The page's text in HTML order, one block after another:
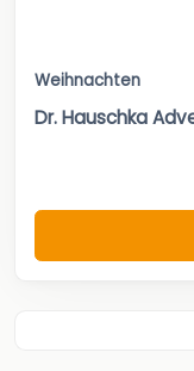
Weihnachten
Dr. Hauschka